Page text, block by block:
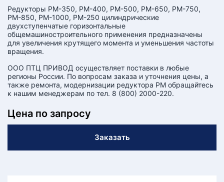
Редукторы РМ-350, РМ-400, РМ-500, РМ-650, РМ-750,
РМ-850, РМ-1000, РМ-250 цилиндрические
двухступенчатые горизонтальные
общемашиностроительного применения предназначены
для увеличения крутящего момента и уменьшения частоты
вращения.
ООО ПТЦ ПРИВОД осуществляет поставки в любые
регионы России. По вопросам заказа и уточнения цены, а
также ремонта, модернизации редуктора РМ обращайтесь
к нашим менеджерам по тел. 8 (800) 2000-220.
Цена по запросу
Заказать